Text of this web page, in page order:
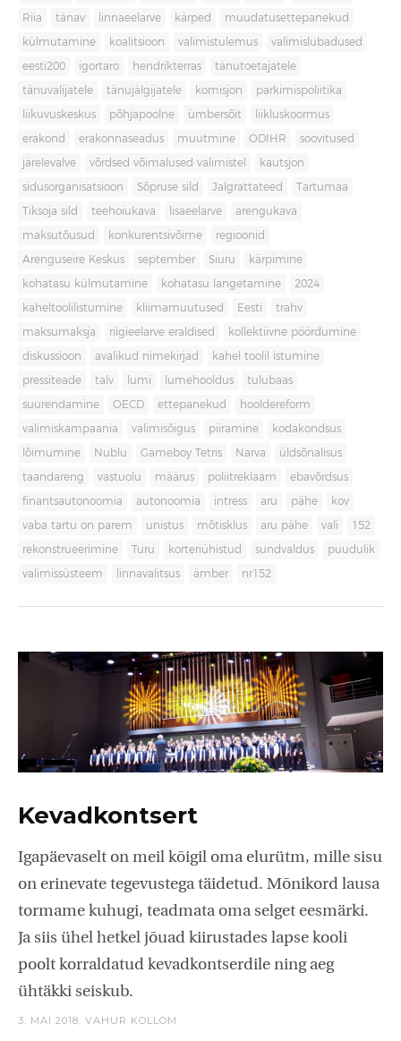
Riia tänav linnaeelarve kärped muudatusettepanekud
külmutamine koalitsioon valimistulemus valimislubadused
eesti200 igortaro hendrikterras tänutoetajatele
tänuvalijatele tänujälgijatele komisjon parkimispoliitika
liikuvuskeskus põhjapoolne ümbersõit liikluskoormus
erakond erakonnaseadus muutmine ODIHR soovitused
järelevalve võrdsed võimalused valimistel kautsjon
sidusorganisatsioon Sõpruse sild Jalgrattateed Tartumaa
Tiksoja sild teehoiukava lisaeelarve arengukava
maksutõusud konkurentsivõime regioonid
Arenguseire Keskus september Siuru kärpimine
kohatasu külmutamine kohatasu langetamine 2024
kaheltoolilistumine kliimamuutused Eesti trahv
maksumaksja riigieelarve eraldised kollektiivne pöördumine
diskussioon avalikud nimekirjad kahel toolil istumine
pressiteade talv lumi lumehooldus tulubaas
suurendamine OECD ettepanekud hooldereform
valimiskampaania valimisõigus piiramine kodakondsus
lõimumine Nublu Gameboy Tetris Narva üldsõnalisus
taandareng vastuolu määrus poliitreklaam ebavõrdsus
finantsautonoomia autonoomia intress aru pähe kov
vaba tartu on parem unistus mõtisklus aru pähe vali 152
rekonstrueerimine Turu korteriühistud sundvaldus puudulik
valimissüsteem linnavalitsus ämber nr152
Kevadkontsert
Igapäevaselt on meil kõigil oma elurütm, mille sisu
on erinevate tegevustega täidetud. Mõnikord lausa
tormame kuhugi, teadmata oma selget eesmärki.
Ja siis ühel hetkel jõuad kiirustades lapse kooli
poolt korraldatud kevadkontserdile ning aeg
ühtäkki seiskub.
3. MAI 2018, VAHUR KOLLOM